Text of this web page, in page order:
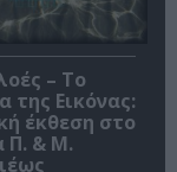
– Το
της Εικόνας:
έκθεση στο
Π. & Μ.